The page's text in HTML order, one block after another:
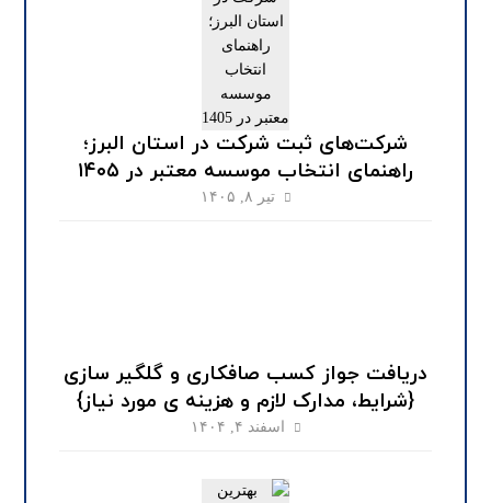
شرکت‌های ثبت شرکت در استان البرز؛
راهنمای انتخاب موسسه معتبر در ۱۴۰۵
تیر ۸, ۱۴۰۵
دریافت جواز کسب صافکاری و گلگیر سازی
{شرایط، مدارک لازم و هزینه ی مورد نیاز}
اسفند ۴, ۱۴۰۴